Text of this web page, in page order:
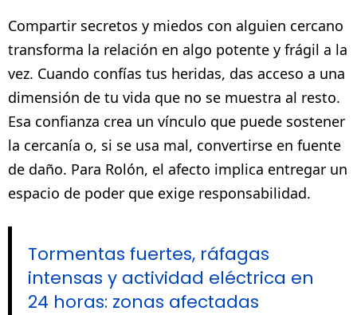
Compartir secretos y miedos con alguien cercano
transforma la relación en algo potente y frágil a la
vez. Cuando confías tus heridas, das acceso a una
dimensión de tu vida que no se muestra al resto.
Esa confianza crea un vínculo que puede sostener
la cercanía o, si se usa mal, convertirse en fuente
de daño. Para Rolón, el afecto implica entregar un
espacio de poder que exige responsabilidad.
Tormentas fuertes, ráfagas
intensas y actividad eléctrica en
24 horas: zonas afectadas